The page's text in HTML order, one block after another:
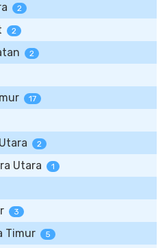
2
2
2
17
2
Utara 1
3
Timur 5